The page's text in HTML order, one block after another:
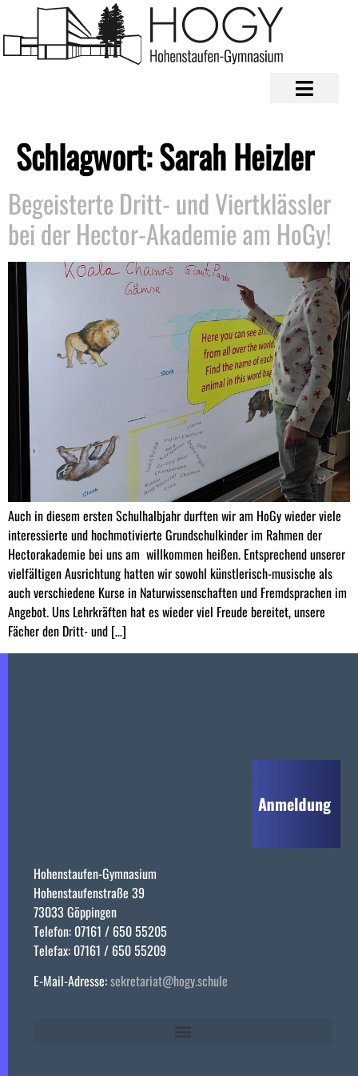
Schlagwort:Sarah Heizler
Begeisterte Dritt- und Viertklässler
bei der Hector-Akademie am HoGy!
Auch in diesem ersten Schulhalbjahr durften wir am HoGy wieder viele
interessierte und hochmotivierte Grundschulkinder im Rahmen der
Hectorakademie bei uns am willkommen heißen. Entsprechend unserer
vielfältigen Ausrichtung hatten wir sowohl künstlerisch-musische als
auch verschiedene Kurse in Naturwissenschaften und Fremdsprachen im
Angebot. Uns Lehrkräften hat es wieder viel Freude bereitet, unsere
Fächer den Dritt- und […]
Hohenstaufen-Gymnasium
Hohenstaufenstraße 39
73033 Göppingen
Telefon: 07161 / 650 55205
Telefax: 07161 / 650 55209
E-Mail-Adresse:sekretariat@hogy.schule